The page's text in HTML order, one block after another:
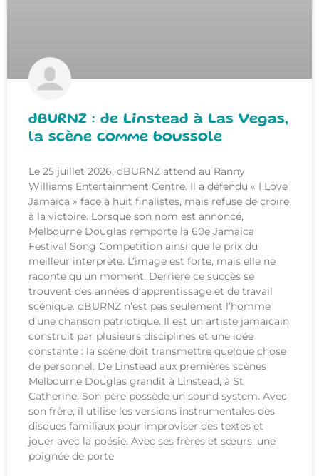
dBURNZ : de Linstead à Las Vegas,
la scène comme boussole
Le 25 juillet 2026, dBURNZ attend au Ranny
Williams Entertainment Centre. Il a défendu « I Love
Jamaica » face à huit finalistes, mais refuse de croire
à la victoire. Lorsque son nom est annoncé,
Melbourne Douglas remporte la 60e Jamaica
Festival Song Competition ainsi que le prix du
meilleur interprète. L’image est forte, mais elle ne
raconte qu’un moment. Derrière ce succès se
trouvent des années d’apprentissage et de travail
scénique. dBURNZ n’est pas seulement l’homme
d’une chanson patriotique. Il est un artiste jamaïcain
construit par plusieurs disciplines et une idée
constante : la scène doit transmettre quelque chose
de personnel. De Linstead aux premières scènes
Melbourne Douglas grandit à Linstead, à St
Catherine. Son père possède un sound system. Avec
son frère, il utilise les versions instrumentales des
disques familiaux pour improviser des textes et
jouer avec la poésie. Avec ses frères et sœurs, une
poignée de porte